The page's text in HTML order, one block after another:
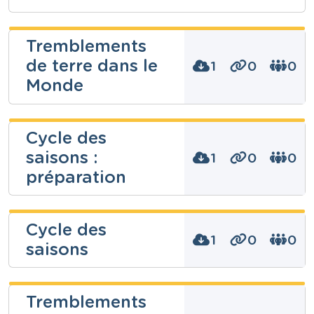
Tremblements
de terre dans le
Monde
1 0 0
Pierre De
Leener
Niveau
Fondamental
Eveil géographique
Année
Primaire – Sixième année
Tags
Cycle des
saisons :
préparation
1 0 0
Pierre De
Leener
Niveau
Eveil scientifique
Cycle des
saisons
1 0 0
Pierre De
Leener
Tremblements